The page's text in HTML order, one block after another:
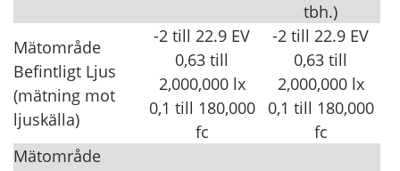
tbh.)
Mätområde
Befintligt Ljus
(mätning mot
ljuskälla)
-2 till 22.9 EV
0,63 till
2,000,000 lx
0,1 till 180,000
fc
-2 till 22.9 EV
0,63 till
2,000,000 lx
0,1 till 180,000
fc
Mätområde